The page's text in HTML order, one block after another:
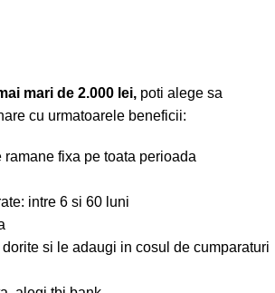
mari de 2.000 lei, poti alege sa
cu urmatoarele beneficii:
fixa pe toata perioada
intre 6 si 60 luni
si le adaugi in cosul de cumparaturi